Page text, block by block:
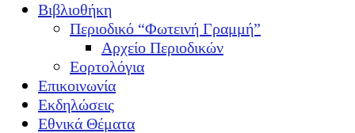
Βιβλιοθήκη
Περιοδικό “Φωτεινή Γραμμή”
Αρχείο Περιοδικών
Εορτολόγια
Επικοινωνία
Εκδηλώσεις
Εθνικά Θέματα